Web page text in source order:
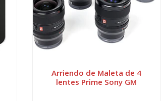
Arriendo de Maleta de 4
lentes Prime Sony GM